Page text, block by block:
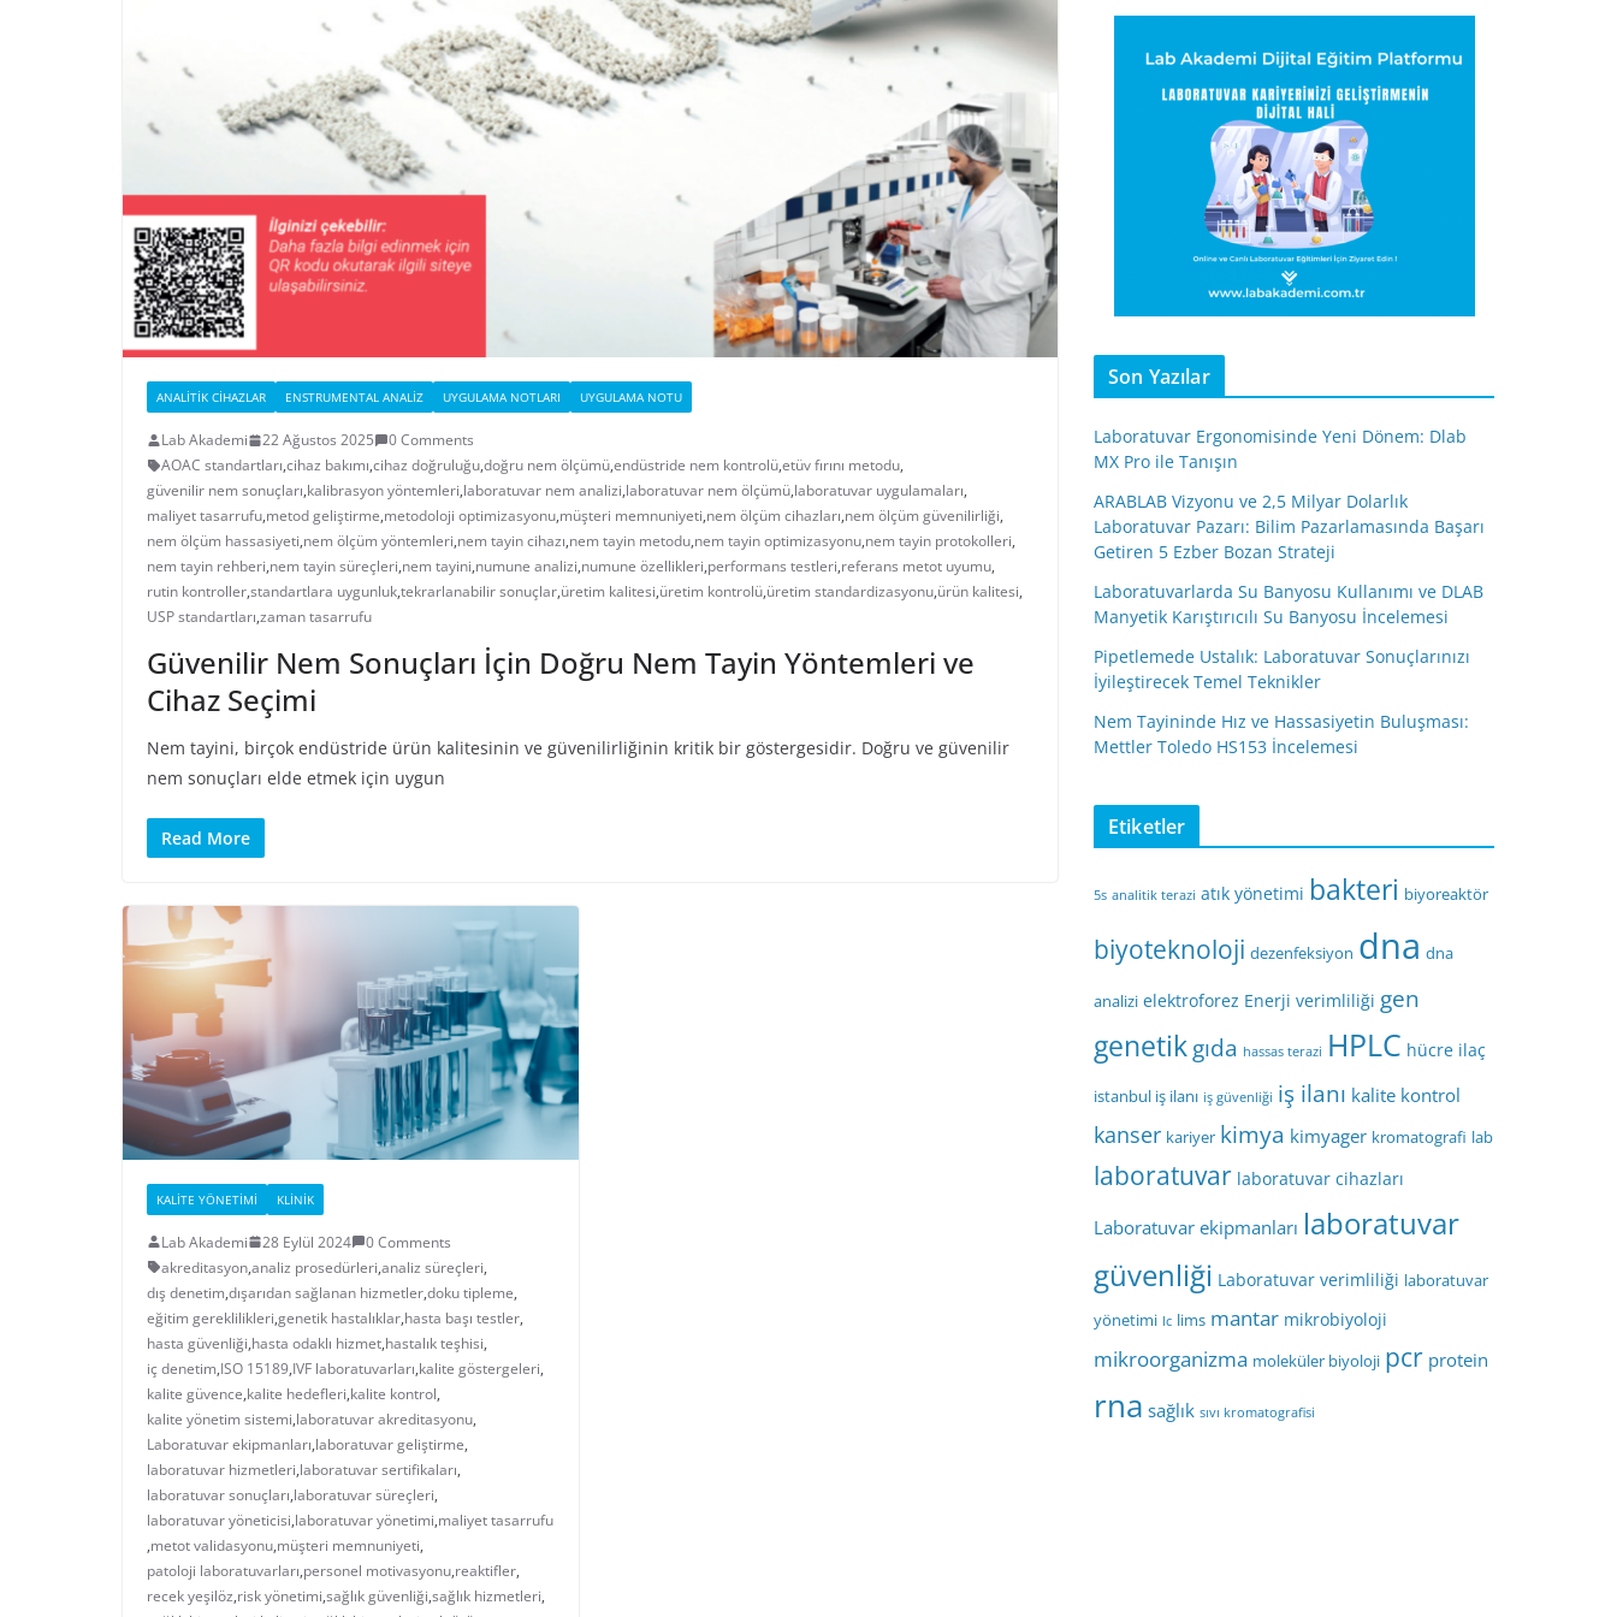
ANALITIK CIHAZLAR ENSTRUMENTAL ANALIZ UYGULAMA NOTLARI UYGULAMA NOTU
Lab Akademi 22 Ağustos 2025
0 Comments
AOAC standartları,cihaz bakımı,cihaz doğruluğu,doğru nem ölçümü,endüstride nem kontrolü,etüv fırını metodu,
güvenilir nem sonuçları,kalibrasyon yöntemleri,laboratuvar nem analizi,laboratuvar nem ölçümü,laboratuvar uygulamaları,
maliyet tasarrufu,metod geliştirme,metodoloji optimizasyonu,müşteri memnuniyeti,nem ölçüm cihazları,nem ölçüm güvenilirliği,
nem ölçüm hassasiyeti,nem ölçüm yöntemleri,nem tayin cihazı,nem tayin metodu,nem tayin optimizasyonu,nem tayin protokolleri,
nem tayin rehberi,nem tayin süreçleri,nem tayini,numune analizi,numune özellikleri,performans testleri,referans metot uyumu,
rutin kontroller,standartlara uygunluk,tekrarlanabilir sonuçlar,üretim kalitesi,üretim kontrolü,üretim standardizasyonu,ürün kalitesi,
USP standartları,zaman tasarrufu
Güvenilir Nem Sonuçları İçin Doğru Nem Tayin Yöntemleri ve
Cihaz Seçimi
Nem tayini, birçok endüstride ürün kalitesinin ve güvenilirliğinin kritik bir göstergesidir. Doğru ve güvenilir
nem sonuçları elde etmek için uygun
Read More
KALITE YÖNETIMI KLINIK
Lab Akademi 28 Eylül 2024
0 Comments
akreditasyon,analiz prosedürleri,analiz süreçleri,
dış denetim,dışarıdan sağlanan hizmetler,doku tipleme,
eğitim gereklilikleri,genetik hastalıklar,hasta başı testler,
hasta güvenliği,hasta odaklı hizmet,hastalık teşhisi,
iç denetim,ISO 15189,IVF laboratuvarları,kalite göstergeleri,
kalite güvence,kalite hedefleri,kalite kontrol,
kalite yönetim sistemi,laboratuvar akreditasyonu,
Laboratuvar ekipmanları,laboratuvar geliştirme,
laboratuvar hizmetleri,laboratuvar sertifikaları,
laboratuvar sonuçları,laboratuvar süreçleri,
laboratuvar yöneticisi,laboratuvar yönetimi,maliyet tasarrufu
,metot validasyonu,müşteri memnuniyeti,
patoloji laboratuvarları,personel motivasyonu,reaktifler,
recek yeşilöz,risk yönetimi,sağlık güvenliği,sağlık hizmetleri,
Son Yazılar
Laboratuvar Ergonomisinde Yeni Dönem: Dlab
MX Pro ile Tanışın
ARABLAB Vizyonu ve 2,5 Milyar Dolarlık
Laboratuvar Pazarı: Bilim Pazarlamasında Başarı
Getiren 5 Ezber Bozan Strateji
Laboratuvarlarda Su Banyosu Kullanımı ve DLAB
Manyetik Karıştırıcılı Su Banyosu İncelemesi
Pipetlemede Ustalık: Laboratuvar Sonuçlarınızı
İyileştirecek Temel Teknikler
Nem Tayininde Hız ve Hassasiyetin Buluşması:
Mettler Toledo HS153 İncelemesi
Etiketler
5s analitik terazi atık yönetimi bakteri biyoreaktör
biyoteknoloji dezenfeksiyon dna dna
analizi elektroforez Enerji verimliliği gen
genetikgıda hassas terazi HPLC hücre ilaç
istanbul iş ilanı iş güvenliği iş ilanı kalite kontrol
kanser kariyer kimya kimyager kromatografi lab
laboratuvar laboratuvar cihazları
Laboratuvar ekipmanları laboratuvar
güvenliği Laboratuvar verimliliği laboratuvar
yönetimi lc lims mantar mikrobiyoloji
mikroorganizma moleküler biyoloji pcr protein
rna sağlık sıvı kromatografisi